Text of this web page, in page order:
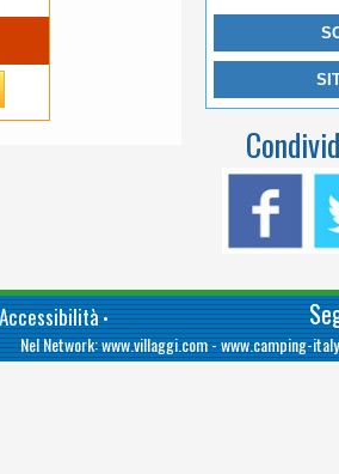
•
Nel Network:www.villaggi.com-www.camping-